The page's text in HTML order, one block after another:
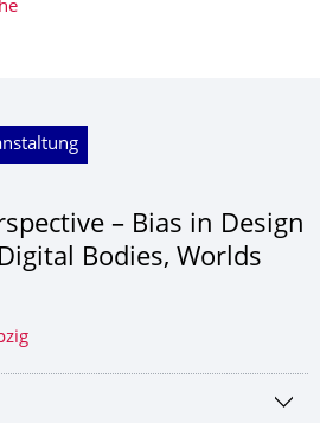
– Bias in Design
Bodies, Worlds